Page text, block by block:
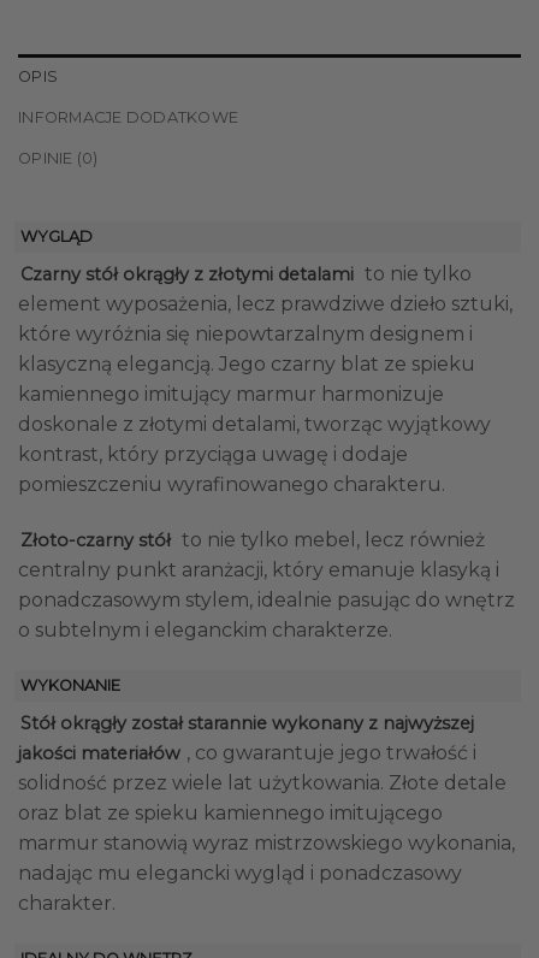
OPIS
INFORMACJE DODATKOWE
OPINIE (0)
WYGLĄD
Czarny stół okrągły z złotymi detalami to nie tylko
element wyposażenia, lecz prawdziwe dzieło sztuki,
które wyróżnia się niepowtarzalnym designem i
klasyczną elegancją. Jego czarny blat ze spieku
kamiennego imitujący marmur harmonizuje
doskonale z złotymi detalami, tworząc wyjątkowy
kontrast, który przyciąga uwagę i dodaje
pomieszczeniu wyrafinowanego charakteru.
Złoto-czarny stół to nie tylko mebel, lecz również
centralny punkt aranżacji, który emanuje klasyką i
ponadczasowym stylem, idealnie pasując do wnętrz
o subtelnym i eleganckim charakterze.
WYKONANIE
Stół okrągły został starannie wykonany z najwyższej
jakości materiałów , co gwarantuje jego trwałość i
solidność przez wiele lat użytkowania. Złote detale
oraz blat ze spieku kamiennego imitującego
marmur stanowią wyraz mistrzowskiego wykonania,
nadając mu elegancki wygląd i ponadczasowy
charakter.